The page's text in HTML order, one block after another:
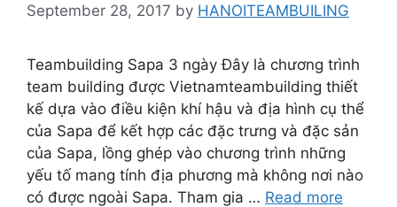
September 28, 2017 by HANOITEAMBUILING
Teambuilding Sapa 3 ngày Đây là chương trình
team building được Vietnamteambuilding thiết
kế dựa vào điều kiện khí hậu và địa hình cụ thể
của Sapa để kết hợp các đặc trưng và đặc sản
của Sapa, lồng ghép vào chương trình những
yếu tố mang tính địa phương mà không nơi nào
có được ngoài Sapa. Tham gia … Read more